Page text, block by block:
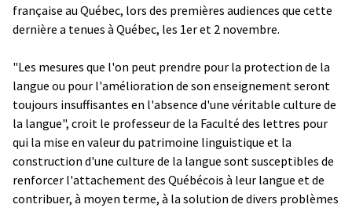
française au Québec, lors des premières audiences que cette
dernière a tenues à Québec, les 1er et 2 novembre.
"Les mesures que l'on peut prendre pour la protection de la
langue ou pour l'amélioration de son enseignement seront
toujours insuffisantes en l'absence d'une véritable culture de
la langue", croit le professeur de la Faculté des lettres pour
qui la mise en valeur du patrimoine linguistique et la
construction d'une culture de la langue sont susceptibles de
renforcer l'attachement des Québécois à leur langue et de
contribuer, à moyen terme, à la solution de divers problèmes